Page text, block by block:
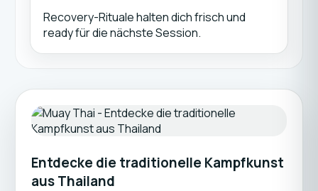
Recovery-Rituale halten dich frisch und
ready für die nächste Session.
Entdecke die traditionelle Kampfkunst
aus Thailand